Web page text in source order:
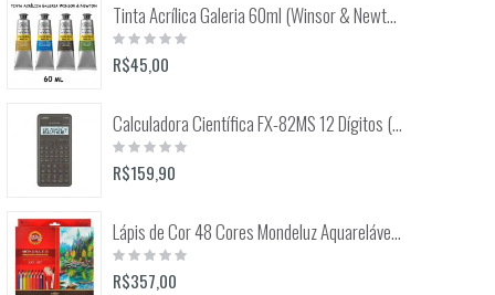
Tinta Acrílica Galeria 60ml (Winsor & Newton)
Rating:
0%
R$45,00
Calculadora Científica FX-82MS 12 Dígitos (Casio)
Rating:
0%
R$159,90
Lápis de Cor 48 Cores Mondeluz Aquarelável (Koh-I-Noor)
Rating:
0%
R$357,00